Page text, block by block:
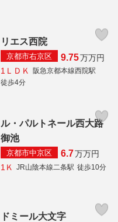
リエス西院
京都市右京区 9.75万万円
1ＬＤＫ
阪急京都本線西院駅
徒歩4分
ル・パルトネール西大路
御池
京都市中京区 6.7万万円
1Ｋ
JR山陰本線二条駅 徒歩10分
ドミール大文字